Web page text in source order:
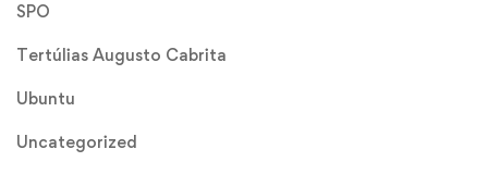
SPO
Tertúlias Augusto Cabrita
Ubuntu
Uncategorized